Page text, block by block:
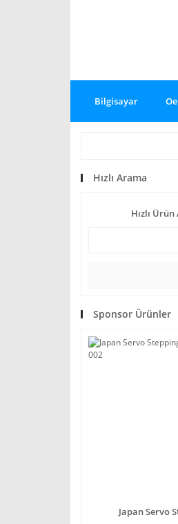
Bilgisayar
Hızlı Arama
Hızlı
Sponsor Ürünler
Japan Servo